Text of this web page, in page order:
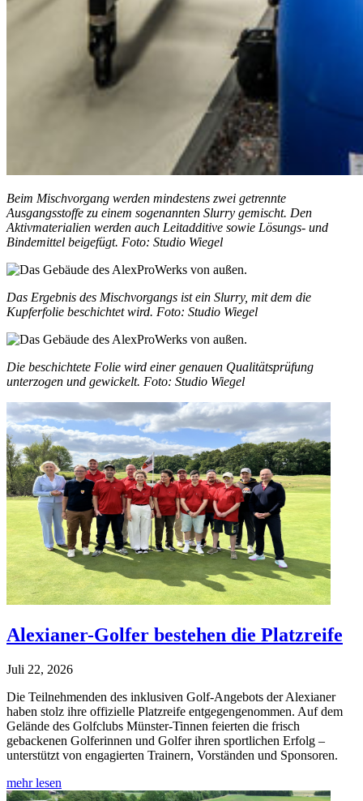
Beim Mischvorgang werden mindestens zwei getrennte
Ausgangsstoffe zu einem sogenannten Slurry gemischt. Den
Aktivmaterialien werden auch Leitadditive sowie Lösungs- und
Bindemittel beigefügt. Foto: Studio Wiegel
Das Ergebnis des Mischvorgangs ist ein Slurry, mit dem die
Kupferfolie beschichtet wird. Foto: Studio Wiegel
Die beschichtete Folie wird einer genauen Qualitätsprüfung
unterzogen und gewickelt. Foto: Studio Wiegel
Alexianer-Golfer bestehen die Platzreife
Juli 22, 2026
Die Teilnehmenden des inklusiven Golf-Angebots der Alexianer
haben stolz ihre offizielle Platzreife entgegengenommen. Auf dem
Gelände des Golfclubs Münster-Tinnen feierten die frisch
gebackenen Golferinnen und Golfer ihren sportlichen Erfolg –
unterstützt von engagierten Trainern, Vorständen und Sponsoren.
mehr lesen